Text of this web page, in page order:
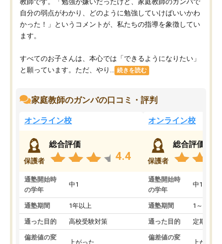
自分の弱点がわかり、どのように勉強していけばいいかわ
かった！」というコメントが、私たちの指導を象徴してい
ます。
すべてのお子さんは、本心では「できるようになりたい」
と願っています。ただ、やり...
続きを読む
家庭教師のガンバの口コミ・評判
オンライン校
保護者
総合評価
4.4
通塾開始時
の学年
中1
通塾期間 1年以上
通った目的 高校受験対策
偏差値の変
上がった
オンライン校
保護者
総合評価
通塾開始時
の学年
中1
通塾期間 1～3ヵ月
通った目的 定期テス
偏差値の変
上がった